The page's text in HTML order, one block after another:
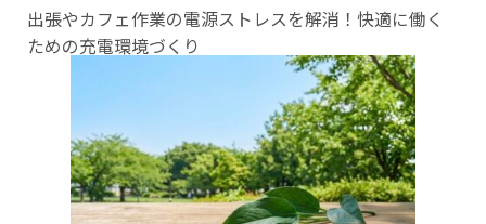
出張やカフェ作業の電源ストレスを解消！快適に働く
ための充電環境づくり